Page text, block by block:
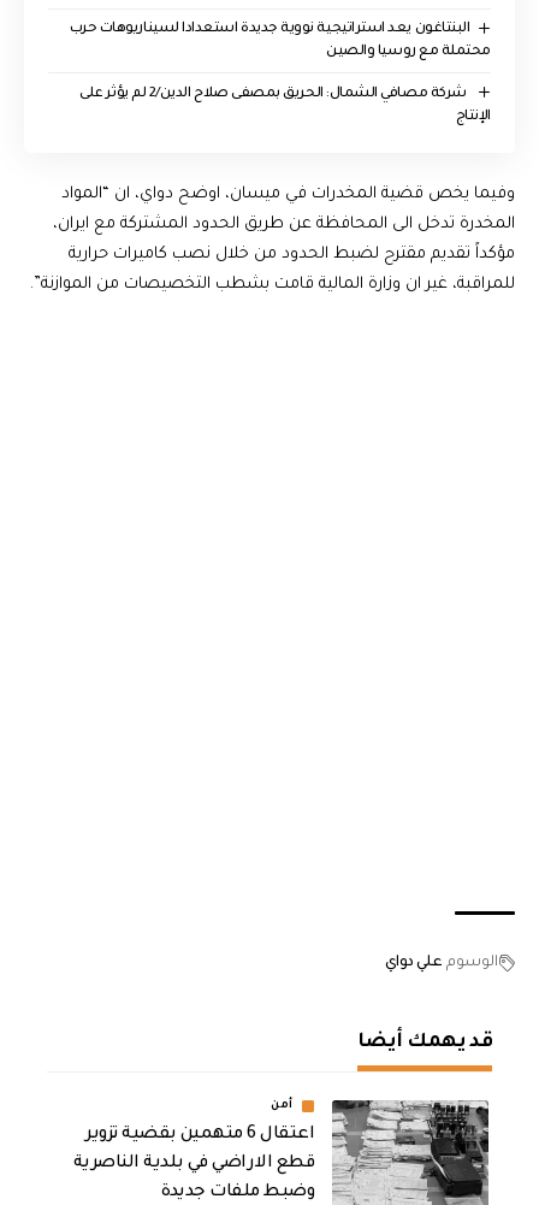
البنتاغون يعد استراتيجية نووية جديدة استعدادا لسيناريوهات حرب
محتملة مع روسيا والصين
‏ شركة مصافي الشمال: الحريق بمصفى صلاح الدين/2 لم يؤثر على
الإنتاج
وفيما يخص قضية المخدرات في ميسان، اوضح دواي، ان “المواد
المخدرة تدخل الى المحافظة عن طريق الحدود المشتركة مع ايران،
مؤكداً تقديم مقترح لضبط الحدود من خلال نصب كاميرات حرارية
للمراقبة، غير ان وزارة المالية قامت بشطب التخصيصات من الموازنة”.
الوسوم علي دواي
قد يهمك أيضا
أمن
اعتقال 6 متهمين بقضية تزوير
قطع الاراضي في بلدية الناصرية
وضبط ملفات جديدة